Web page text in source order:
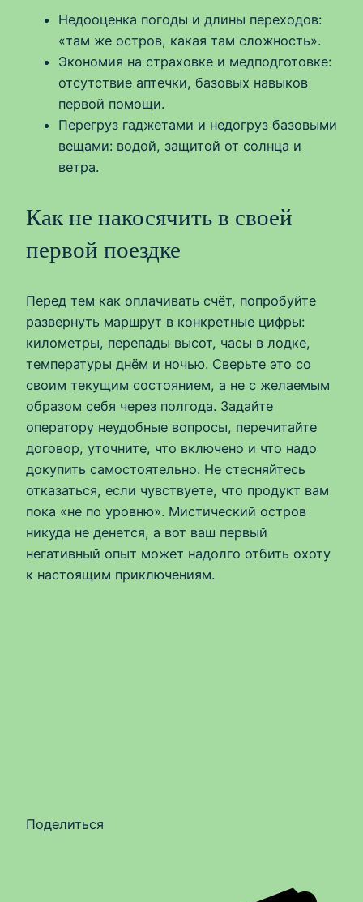
Недооценка погоды и длины переходов:
«там же остров, какая там сложность».
Экономия на страховке и медподготовке:
отсутствие аптечки, базовых навыков
первой помощи.
Перегруз гаджетами и недогруз базовыми
вещами: водой, защитой от солнца и
ветра.
Как не накосячить в своей
первой поездке
Перед тем как оплачивать счёт, попробуйте
развернуть маршрут в конкретные цифры:
километры, перепады высот, часы в лодке,
температуры днём и ночью. Сверьте это со
своим текущим состоянием, а не с желаемым
образом себя через полгода. Задайте
оператору неудобные вопросы, перечитайте
договор, уточните, что включено и что надо
докупить самостоятельно. Не стесняйтесь
отказаться, если чувствуете, что продукт вам
пока «не по уровню». Мистический остров
никуда не денется, а вот ваш первый
негативный опыт может надолго отбить охоту
к настоящим приключениям.
Поделиться